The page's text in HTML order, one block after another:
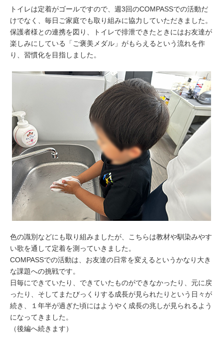
トイレは定着がゴールですので、週3回のCOMPASSでの活動だ
けでなく、毎日ご家庭でも取り組みに協力していただきました。
保護者様との連携を図り、トイレで排泄できたときにはお友達が
楽しみにしている「ご褒美メダル」がもらえるという流れを作
り、習慣化を目指しました。
色の識別などにも取り組みましたが、こちらは教材や馴染みやす
い歌を通して定着を測っていきました。
COMPASSでの活動は、お友達の日常を変えるというかなり大き
な課題への挑戦です。
日毎にできていたり、できていたものができなかったり、元に戻
ったり、そしてまたびっくりする成長が見られたりという日々が
続き、１年半が過ぎた頃にはようやく成長の兆しが見られるよう
になってきました。
（後編へ続きます）